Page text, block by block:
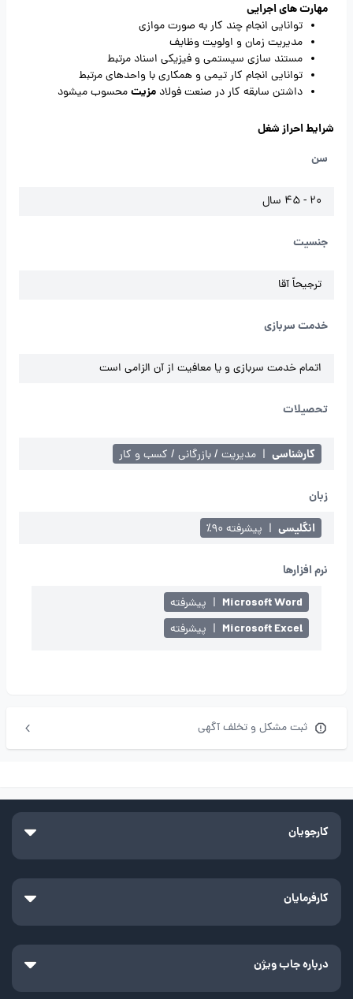
مهارت های اجرایی
توانایی انجام چند کار به صورت موازی
مدیریت زمان و اولویت وظایف
مستند سازی سیستمی و فیزیکی اسناد مرتبط
توانایی انجام کار تیمی و همکاری با واحدهای مرتبط
داشتن سابقه کار در صنعت فولاد مزیتمحسوب میشود
شرایط احراز شغل
سن
20 - 45 سال
جنسیت
ترجیحاً آقا
خدمت سربازی
اتمام خدمت سربازی و یا معافیت از آن الزامی است
تحصیلات
کارشناسی | مدیریت / بازرگانی / کسب و کار
زبان
انگلیسی | پیشرفته ۹۰٪
نرم افزارها
Microsoft Word
| پیشرفته
Microsoft Excel
| پیشرفته
ثبت مشکل و تخلف آگهی
کارجویان
کارفرمایان
درباره جاب ویژن